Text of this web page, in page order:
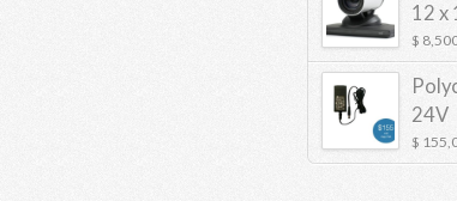
12 x
$
24V
$